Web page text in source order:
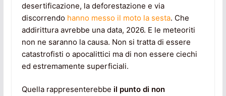
desertificazione, la deforestazione e via
discorrendo hanno messo il moto la sesta. Che
addirittura avrebbe una data, 2026. E le meteoriti
non ne saranno la causa. Non si tratta di essere
catastrofisti o apocalittici ma di non essere ciechi
ed estremamente superficiali.
Quella rappresenterebbe il punto di non